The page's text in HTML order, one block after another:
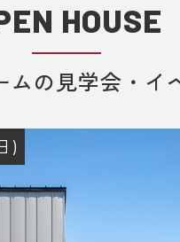
HOUSE
ムの見学会・イ
)